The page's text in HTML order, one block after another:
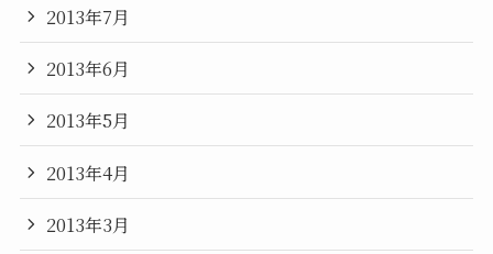
2013年7月
2013年6月
2013年5月
2013年4月
2013年3月